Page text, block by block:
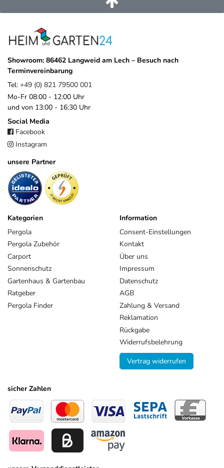
Showroom: 86462 Langweid am Lech – Besuch nach
Terminvereinbarung
Tel: +49 (0) 821 79500 001
Mo-Fr 08:00 - 12:00 Uhr
und von 13:00 - 16:30 Uhr
Social Media
Facebook
Instagram
unsere Partner
Kategorien
Pergola
Pergola Zubehör
Carport
Sonnenschutz
Gartenhaus & Gartenbau
Ratgeber
Pergola Finder
Information
Consent-Einstellungen
Kontakt
Über uns
Impressum
Datenschutz
AGB
Zahlung & Versand
Reklamation
Rückgabe
Widerrufsbelehrung
Vertrag widerrufen
sicher Zahlen